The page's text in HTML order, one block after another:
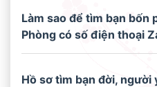
Làm sao để tìm bạn bốn
Phòng có số điện thoại
Hồ sơ tìm bạn đời, người